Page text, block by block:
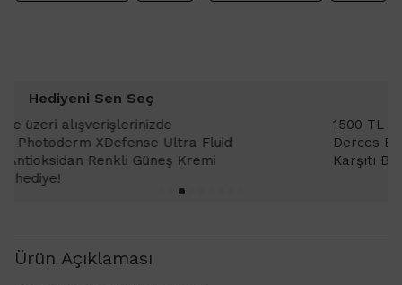
Hediyeni Sen Seç
1500 TL ve üzeri alışverişlerinizde Vichy
Dercos Energisant Shampoo - Dökülme
Karşıtı Bakım Şampuanı 6ml
Ürün Açıklaması